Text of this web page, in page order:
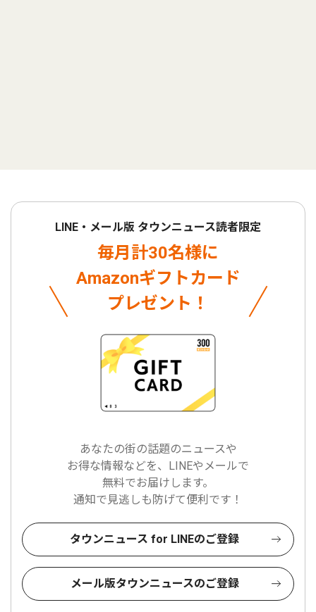
LINE・メール版 タウンニュース読者限定
毎月計30名様に
Amazonギフトカード
プレゼント！
あなたの街の話題のニュースや
お得な情報などを、LINEやメールで
無料でお届けします。
通知で見逃しも防げて便利です！
タウンニュース for LINEのご登録
メール版タウンニュースのご登録